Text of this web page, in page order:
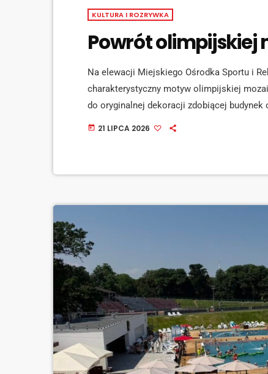
KULTURA I ROZRYWKA
Powrót olimpijskiej
Na elewacji Miejskiego Ośrodka Sportu i
charakterystyczny motyw olimpijskiej
do oryginalnej dekoracji zdobiącej
Powrót dawnego symbolu sportowego
today 21 LIPCA 2026